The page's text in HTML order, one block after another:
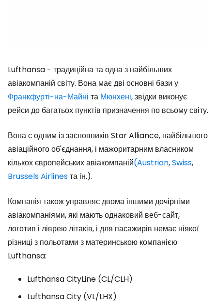
Lufthansa - традиційна та одна з найбільших
авіакомпаній світу. Вона має дві основні бази у
Франкфурті-на-Майні та Мюнхені, звідки виконує
рейси до багатьох пунктів призначення по всьому світу.
Вона є одним із засновників Star Alliance, найбільшого
авіаційного об'єднання, і мажоритарним власником
кількох європейських авіакомпаній(Austrian,Swiss,
Brussels Airlinesта ін.).
Компанія також управляє двома іншими дочірніми
авіакомпаніями, які мають однаковий веб-сайт,
логотип і ліврею літаків, і для пасажирів немає ніякої
різниці з польотами з материнською компанією
Lufthansa:
Lufthansa CityLine (CL/CLH)
Lufthansa City (VL/LHX)